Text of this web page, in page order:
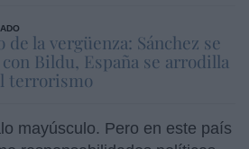
de la vergüenza: Sánchez se
Bildu, España se arrodilla
terrorismo
mayúsculo. Pero en este país